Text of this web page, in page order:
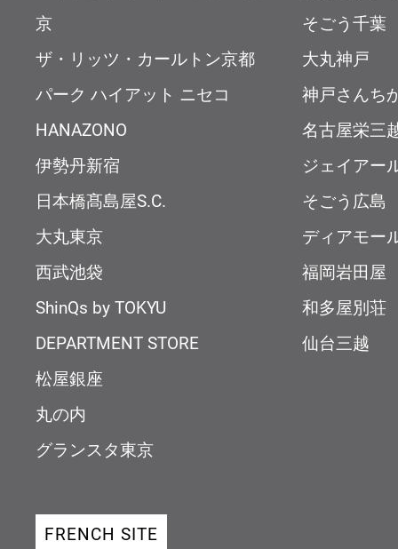
京
ザ・リッツ・カールトン京都
パーク ハイアット ニセコ
HANAZONO
伊勢丹新宿
日本橋髙島屋S.C.
大丸東京
西武池袋
ShinQs by TOKYU
DEPARTMENT STORE
松屋銀座
丸の内
グランスタ東京
そごう千葉
大丸神戸
神戸さんち
名古屋栄三
ジェイアー
そごう広島
ディアモー
福岡岩田屋
和多屋別荘
仙台三越
FRENCH SITE